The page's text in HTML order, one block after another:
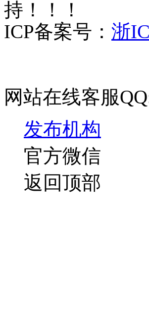
持！！！
ICP备案号： 浙
网站在线客服
发布机构
官方微信
返回顶部